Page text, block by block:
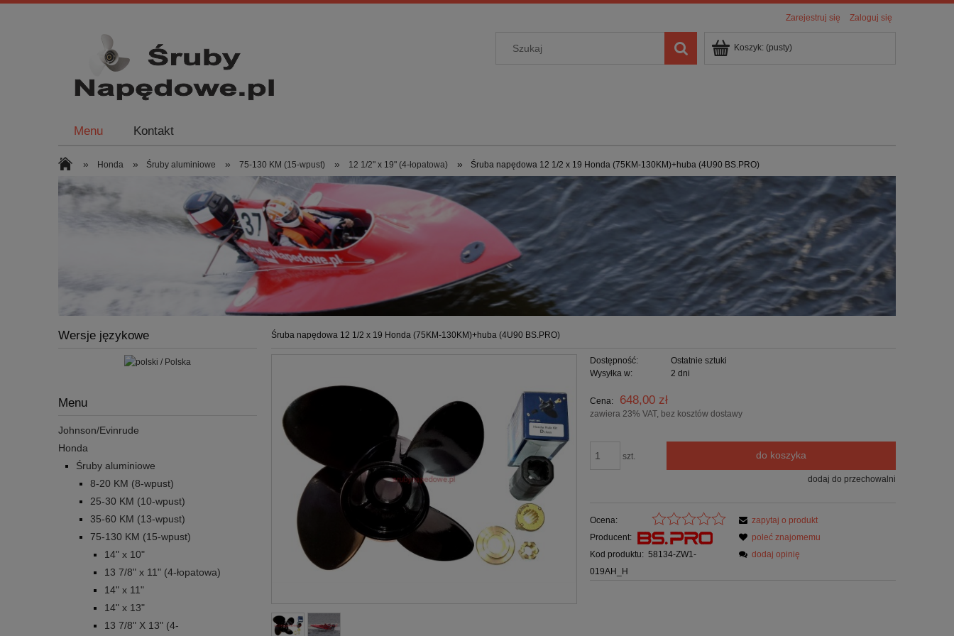
Zarejestruj się Zaloguj się
Koszyk: (pusty)
Menu Kontakt
» Honda » Śruby aluminiowe » 75-130 KM (15-wpust) » 12 1/2" x 19" (4-łopatowa) » Śruba napędowa 12 1/2 x 19 Honda (75KM-130KM)+huba (4U90 BS.PRO)
Wersje językowe
Menu
Johnson/Evinrude
Honda
Śruby aluminiowe
8-20 KM (8-wpust)
25-30 KM (10-wpust)
35-60 KM (13-wpust)
75-130 KM (15-wpust)
14" x 10"
13 7/8" x 11" (4-łopatowa)
14" x 11"
14" x 13"
13 7/8" X 13" (4-
Śruba napędowa 12 1/2 x 19 Honda (75KM-130KM)+huba (4U90 BS.PRO)
Dostępność:
Ostatnie sztuki
Wysyłka w:
2 dni
Cena: 648,00 zł
zawiera 23% VAT, bez kosztów dostawy
szt. do koszyka
dodaj do przechowalni
Ocena:
Producent:
Kod produktu: 58134-ZW1-
019AH_H
zapytaj o produkt
poleć znajomemu
dodaj opinię